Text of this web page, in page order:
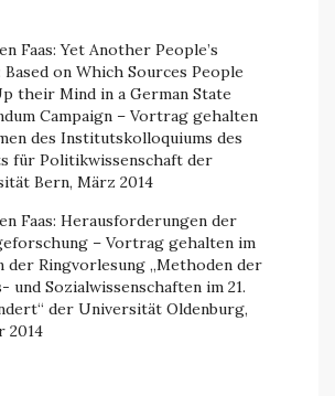
Faas: Yet Another People’s
Based on Which Sources People
their Mind in a German State
Campaign – Vortrag gehalten
des Institutskolloquiums des
für Politikwissenschaft der
Bern, März 2014
Faas: Herausforderungen der
– Vortrag gehalten im
der Ringvorlesung „Methoden der
und Sozialwissenschaften im 21.
der Universität Oldenburg,
2014